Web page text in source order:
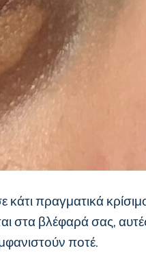
πραγματικά
στα βλέφαρά σας,
ποτέ.